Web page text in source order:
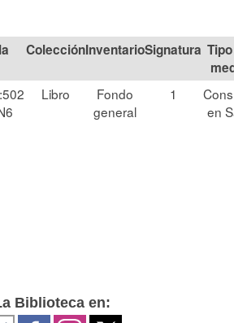
Colección Signatura
Libro
Fondo
general
1
en
Biblioteca en: